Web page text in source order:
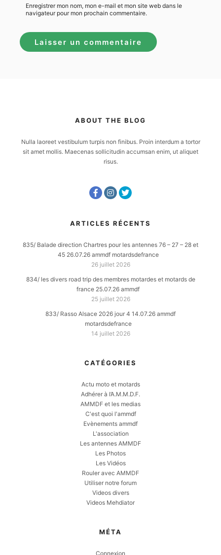
Enregistrer mon nom, mon e-mail et mon site web dans le
navigateur pour mon prochain commentaire.
ABOUT THE BLOG
Nulla laoreet vestibulum turpis non finibus. Proin interdum a tortor
sit amet mollis. Maecenas sollicitudin accumsan enim, ut aliquet
risus.
ARTICLES RÉCENTS
835/ Balade direction Chartres pour les antennes 76 – 27 – 28 et
45 26.07.26 ammdf motardsdefrance
26 juillet 2026
834/ les divers road trip des membres motardes et motards de
france 25.07.26 ammdf
25 juillet 2026
833/ Rasso Alsace 2026 jour 4 14.07.26 ammdf
motardsdefrance
14 juillet 2026
CATÉGORIES
Actu moto et motards
Adhérer à l’A.M.M.D.F.
AMMDF et les medias
C'est quoi l'ammdf
Evènements ammdf
L'association
Les antennes AMMDF
Les Photos
Les Vidéos
Rouler avec AMMDF
Utiliser notre forum
Videos divers
Videos Mehdiator
MÉTA
Connexion